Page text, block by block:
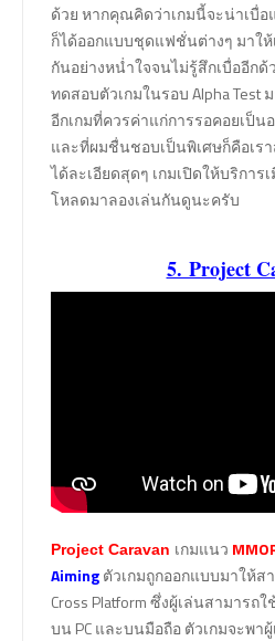
ด้วย หากคุณคิดว่าเกมนี้จะน่าเบื่อ
ก็ได้ออกแบบชุดแฟชั่นต่างๆ มาใ
กันอย่างหน่ำใจจนไม่รู้สึกเบื่ออีกด้
ทดสอบตัวเกมในรอบ Alpha Test
อีกเกมที่ควรค่าแก่การรอคอยเป็น
และที่ผมชื่นชอบเป็นพิเศษก็คือเร
ได้ละเอียดสุดๆ เกมเปิดให้บริกา
โหลดมาลองเล่นกันดูนะครับ
5. Project
Project Caravan เกมแนว
Aimingตัวเกมถูกออกแบบมาให้ส
Cross Platform ซึ่งผู้เล่นสามารถ
บน PC และบนมือถือ ตัวเกมจะพ